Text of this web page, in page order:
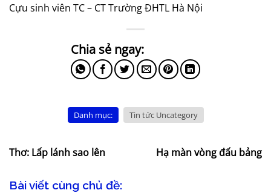
Cựu sinh viên TC – CT Trường ĐHTL Hà Nội
Danh mục: Tin tức Uncategory
Thơ: Lấp lánh sao lên Hạ màn vòng đấu bảng
Bài viết cùng chủ đề: